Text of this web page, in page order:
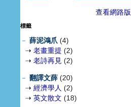
查看網路版
標籤
－ 薛泥鴻爪 (4)
⇢ 老畫重提 (2)
⇢ 老詩再見 (2)
－ 翻譯文薛 (20)
⇢ 經濟學人 (2)
⇢ 英文散文 (18)